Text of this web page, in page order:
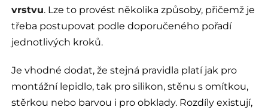
vrstvu. Lze to provést několika způsoby, přičemž je
třeba postupovat podle doporučeného pořadí
jednotlivých kroků.
Je vhodné dodat, že stejná pravidla platí jak pro
montážní lepidlo, tak pro silikon, stěnu s omítkou,
stěrkou nebo barvou i pro obklady. Rozdíly existují,